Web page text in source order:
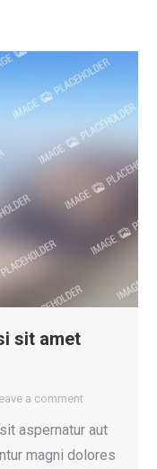
sit amet
a comment
aspernatur aut
magni dolores